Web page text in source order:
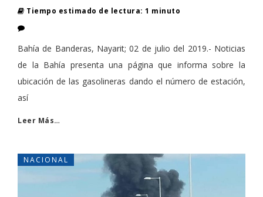
Tiempo estimado de lectura: 1 minuto
Bahía de Banderas, Nayarit; 02 de julio del 2019.- Noticias
de la Bahía presenta una página que informa sobre la
ubicación de las gasolineras dando el número de estación,
así
Leer Más…
NACIONAL